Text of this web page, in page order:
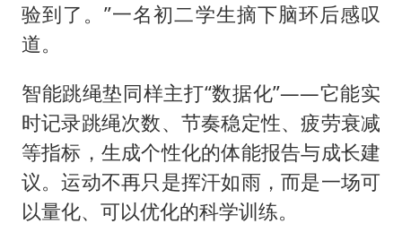
验到了。”一名初二学生摘下脑环后感叹
道。
智能跳绳垫同样主打“数据化”——它能实
时记录跳绳次数、节奏稳定性、疲劳衰减
等指标，生成个性化的体能报告与成长建
议。运动不再只是挥汗如雨，而是一场可
以量化、可以优化的科学训练。